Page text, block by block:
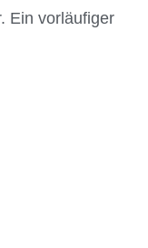
Ein vorläufiger